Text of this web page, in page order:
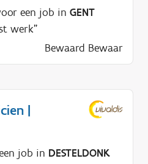
een job in GENT
werk"
Bewaard Bewaar
|
job in DESTELDONK